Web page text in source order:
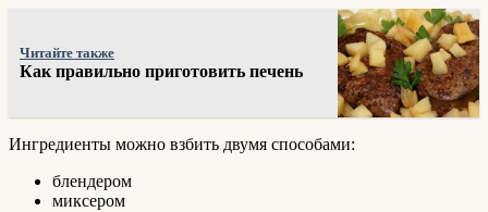
Читайте также
Как правильно приготовить печень
Ингредиенты можно взбить двумя способами:
блендером
миксером